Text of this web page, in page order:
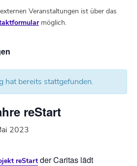
Veranstaltungen ist über das
möglich.
hat bereits stattgefunden.
reStart
2023
reStart der Caritas lädt